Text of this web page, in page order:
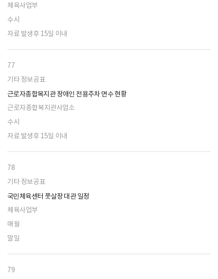
체육사업부
수시
자료 발생후 15일 이내
77
기타 정보공표
근로자종합복지관 장애인 전용주차 면수 현황
근로자종합복지관사업소
수시
자료 발생후 15일 이내
78
기타 정보공표
국민체육센터 풋살장 대관 일정
체육사업부
매월
말일
79